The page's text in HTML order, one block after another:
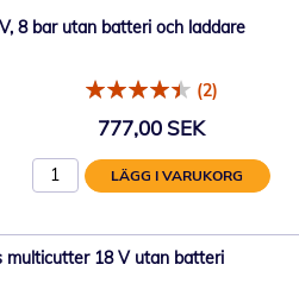
8 bar utan batteri och laddare
(2)
777,00 SEK
LÄGG I VARUKORG
multicutter 18 V utan batteri